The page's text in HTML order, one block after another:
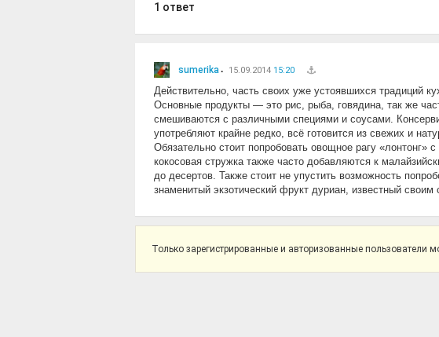
1 ответ
sumerika 15.09.2014 15:20
Действительно, часть своих уже устоявшихся традиций
Основные продукты — это рис, рыба, говядина, так же
смешиваются с различными специями и соусами.
употребляют крайне редко, всё готовится из свежих и
Обязательно стоит попробовать овощное рагу «лонтонг»
кокосовая стружка также часто добавляются к
до десертов. Также стоит не упустить возможность
знаменитый экзотический фрукт дуриан, известный
Только зарегистрированные и авторизованные пользователи